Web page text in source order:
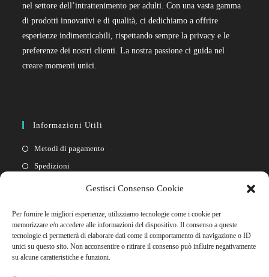
Gestisci Consenso Cookie
Per fornire le migliori esperienze, utilizziamo tecnologie come i cookie per
memorizzare e/o accedere alle informazioni del dispositivo. Il consenso a queste
tecnologie ci permetterà di elaborare dati come il comportamento di navigazione o ID
unici su questo sito. Non acconsentire o ritirare il consenso può influire negativamente
su alcune caratteristiche e funzioni.
nel settore dell’intrattenimento per adulti. Con una vasta gamma
di prodotti innovativi e di qualità, ci dedichiamo a offrire
esperienze indimenticabili, rispettando sempre la privacy e le
preferenze dei nostri clienti. La nostra passione ci guida nel
creare momenti unici.
Informazioni Utili
Metodi di pagamento
Spedizioni
Cookie policy
Link Rapidi